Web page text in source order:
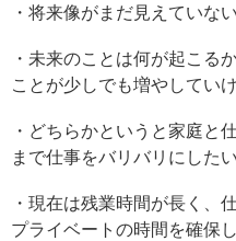
・将来像がまだ見えていな
・未来のことは何が起こる
ことが少しでも増やしてい
・どちらかというと家庭と
まで仕事をバリバリにした
・現在は残業時間が長く、
プライベートの時間を確保